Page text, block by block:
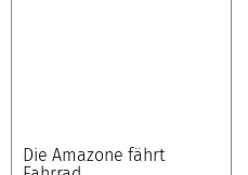
Die Amazone fährt